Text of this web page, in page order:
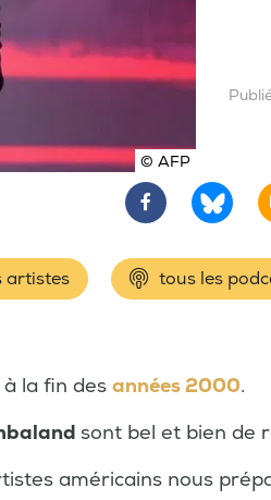
© AFP
artistes tous les
la fin des années 2000.
sont bel et bien de
américains nous